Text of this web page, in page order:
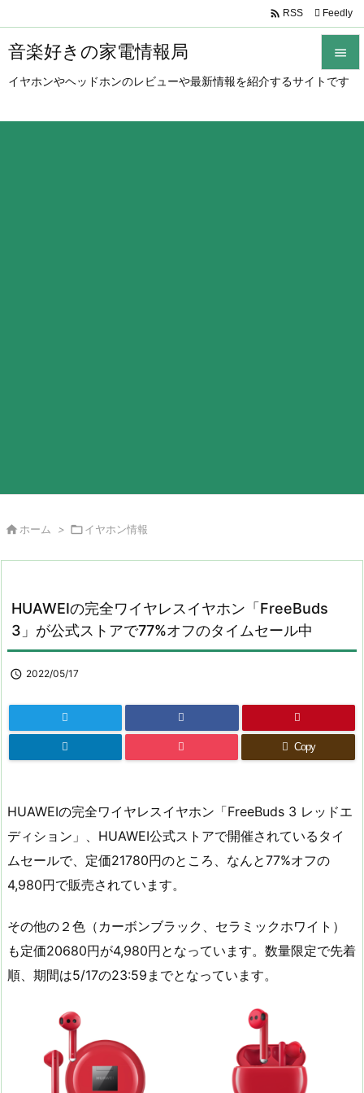
音楽好きの家電情報局
イヤホンやヘッドホンのレビューや最新情報を紹介するサイトです


 RSS Feedly
 ホーム > イヤホン情報
HUAWEIの完全ワイヤレスイヤホン「FreeBuds
3」が公式ストアで77%オフのタイムセール中
 2022/05/17
Copy
HUAWEIの完全ワイヤレスイヤホン「FreeBuds 3 レッドエ
ディション」、HUAWEI公式ストアで開催されているタイ
ムセールで、定価21780円のところ、なんと77%オフの
4,980円で販売されています。
その他の２色（カーボンブラック、セラミックホワイト）
も定価20680円が4,980円となっています。数量限定で先着
順、期間は5/17の23:59までとなっています。